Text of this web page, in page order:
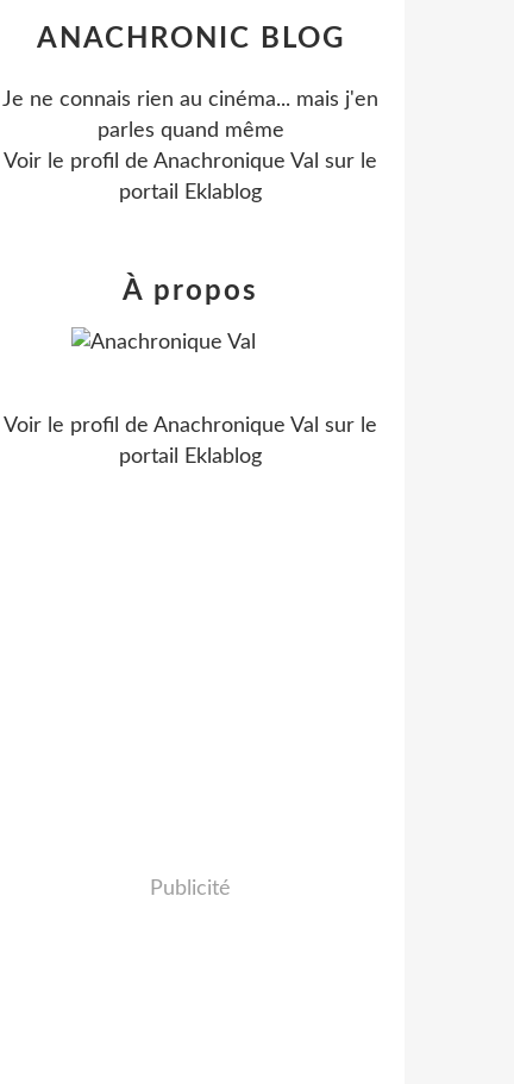
ANACHRONIC BLOG
Je ne connais rien au cinéma... mais j'en
parles quand même
Voir le profil de Anachronique Val sur le
portail Eklablog
À propos
Voir le profil de Anachronique Val sur le
portail Eklablog
Publicité